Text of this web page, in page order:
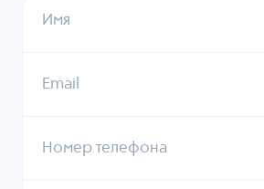
Имя
Email
Номер телефона